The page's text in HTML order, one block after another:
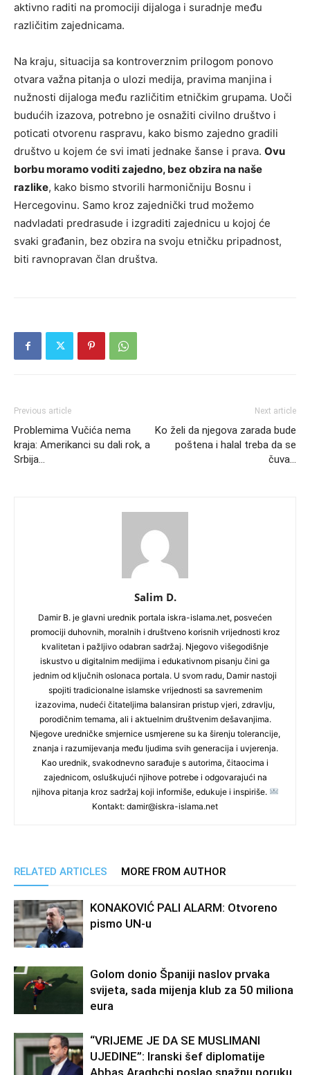
aktivno raditi na promociji dijaloga i suradnje među
različitim zajednicama.
Na kraju, situacija sa kontroverznim prilogom ponovo
otvara važna pitanja o ulozi medija, pravima manjina i
nužnosti dijaloga među različitim etničkim grupama. Uoči
budućih izazova, potrebno je osnažiti civilno društvo i
poticati otvorenu raspravu, kako bismo zajedno gradili
društvo u kojem će svi imati jednake šanse i prava. Ovu
borbu moramo voditi zajedno, bez obzira na naše
razlike, kako bismo stvorili harmoničniju Bosnu i
Hercegovinu. Samo kroz zajednički trud možemo
nadvladati predrasude i izgraditi zajednicu u kojoj će
svaki građanin, bez obzira na svoju etničku pripadnost,
biti ravnopravan član društva.
Previous article
Problemima Vučića nema
kraja: Amerikanci su dali rok, a
Srbija…
Next article
Ko želi da njegova zarada bude
poštena i halal treba da se
čuva…
Salim D.
Damir B. je glavni urednik portala iskra-islama.net, posvećen
promociji duhovnih, moralnih i društveno korisnih vrijednosti kroz
kvalitetan i pažljivo odabran sadržaj. Njegovo višegodišnje
iskustvo u digitalnim medijima i edukativnom pisanju čini ga
jednim od ključnih oslonaca portala. U svom radu, Damir nastoji
spojiti tradicionalne islamske vrijednosti sa savremenim
izazovima, nudeći čitateljima balansiran pristup vjeri, zdravlju,
porodičnim temama, ali i aktuelnim društvenim dešavanjima.
Njegove uredničke smjernice usmjerene su ka širenju tolerancije,
znanja i razumijevanja među ljudima svih generacija i uvjerenja.
Kao urednik, svakodnevno sarađuje s autorima, čitaocima i
zajednicom, osluškujući njihove potrebe i odgovarajući na
njihova pitanja kroz sadržaj koji informiše, edukuje i inspiriše.
Kontakt: damir@iskra-islama.net
RELATED ARTICLES MORE FROM AUTHOR
KONAKOVIĆ PALI ALARM: Otvoreno
pismo UN-u
Golom donio Španiji naslov prvaka
svijeta, sada mijenja klub za 50 miliona
eura
“VRIJEME JE DA SE MUSLIMANI
UJEDINE”: Iranski šef diplomatije